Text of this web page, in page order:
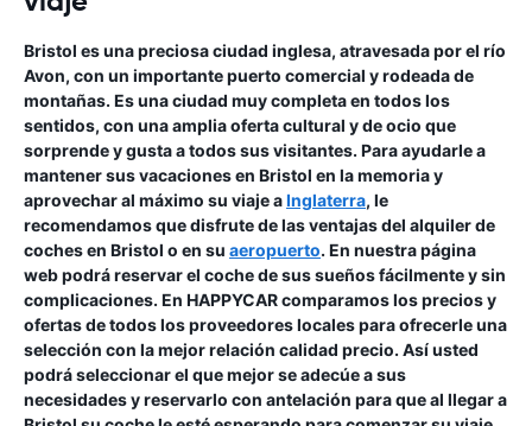
Bristol es una preciosa ciudad inglesa, atravesada por el río
Avon, con un importante puerto comercial y rodeada de
montañas. Es una ciudad muy completa en todos los
sentidos, con una amplia oferta cultural y de ocio que
sorprende y gusta a todos sus visitantes. Para ayudarle a
mantener sus vacaciones en Bristol en la memoria y
aprovechar al máximo su viaje aInglaterra, le
recomendamos que disfrute de las ventajas del alquiler de
coches en Bristol o en su aeropuerto. En nuestra página
web podrá reservar el coche de sus sueños fácilmente y sin
complicaciones. En HAPPYCAR comparamos los precios y
ofertas de todos los proveedores locales para ofrecerle una
selección con la mejor relación calidad precio. Así usted
podrá seleccionar el que mejor se adecúe a sus
necesidades y reservarlo con antelación para que al llegar a